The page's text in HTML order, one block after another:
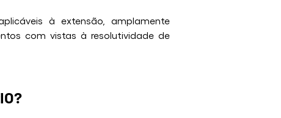
à extensão, amplamente
com vistas à resolutividade de